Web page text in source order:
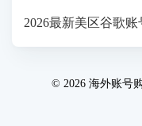
控、号码无法验证等
2026最新美区谷歌账
© 2026 海外账号